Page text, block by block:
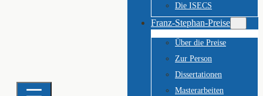
Die ISECS
Franz-Stephan-Preise
Über die Preise
Zur Person
Dissertationen
Masterarbeiten